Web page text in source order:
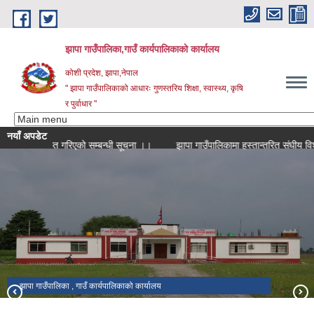
Skip to main content
झापा गाउँपालिका,गाउँ कार्यपालिकाको कार्यालय
कोशी प्रदेश, झापा,नेपाल
" झापा गाउँपालिकाको आधारः गुणस्तरिय शिक्षा, स्वास्थ्य, कृषि
र पुर्वाधार "
नयाँ अपडेट
गरिएको सम्बन्धी सूचना ।।
झापा गाउँपालिका , गाउँ कार्यपालिकाको कार्यालय